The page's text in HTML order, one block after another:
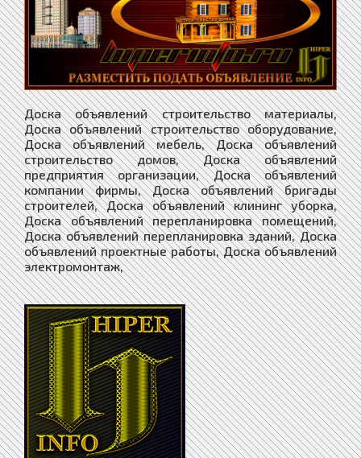
Доска объявлений строительство материалы,
Доска объявлений строительство оборудование,
Доска объявлений мебель, Доска объявлений
строительство домов, Доска объявлений
предприятия организации, Доска объявлений
компании фирмы, Доска объявлений бригады
строителей, Доска объявлений клининг уборка,
Доска объявлений перепланировка помещений,
Доска объявлений перепланировка зданий, Доска
объявлений проектные работы, Доска объявлений
электромонтаж,